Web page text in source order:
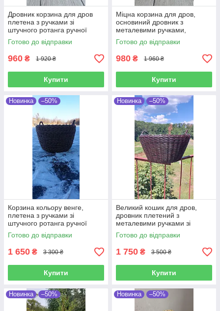
Дровник корзина для дров
плетена з ручками зі
штучного ротанга ручної
роботи 20 л
Готово до відправки
960 ₴ 1 920 ₴
Купити
Міцна корзина для дров,
основиний дровник з
металевими ручками,
дровниця до каміна, ручнами
з штучного ротангу 20 л
Готово до відправки
980 ₴ 1 960 ₴
Купити
Новинка –50%
Корзина кольору венге,
плетена з ручками зі
штучного ротанга ручної
роботи 45 л
Готово до відправки
1 650 ₴ 3 300 ₴
Купити
Новинка –50%
Великий кошик для дров,
дровник плетений з
металевими ручками зі
штучного ротанга ручної
роботи 45 л
Готово до відправки
1 750 ₴ 3 500 ₴
Купити
Новинка –50% Новинка –50%